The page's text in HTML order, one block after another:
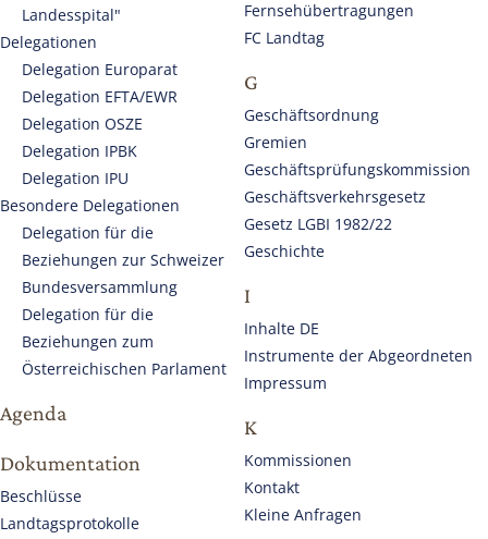
Landesspital"
Delegationen
Delegation Europarat
Delegation EFTA/EWR
Delegation OSZE
Delegation IPBK
Delegation IPU
Besondere Delegationen
Delegation für die
Beziehungen zur Schweizer
Bundesversammlung
Delegation für die
Beziehungen zum
Österreichischen Parlament
Agenda
Dokumentation
Beschlüsse
Landtagsprotokolle
Fernsehübertragungen
FC Landtag
G
Geschäftsordnung
Gremien
Geschäftsprüfungskommission
Geschäftsverkehrsgesetz
Gesetz LGBI 1982/22
Geschichte
I
Inhalte DE
Instrumente der Abgeordneten
Impressum
K
Kommissionen
Kontakt
Kleine Anfragen